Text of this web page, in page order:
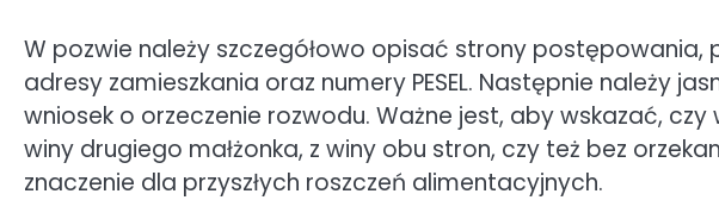
W pozwie należy szczegółowo opisać strony postępowania,
adresy zamieszkania oraz numery PESEL. Następnie należy
wniosek o orzeczenie rozwodu. Ważne jest, aby wskazać,
winy drugiego małżonka, z winy obu stron, czy też bez
znaczenie dla przyszłych roszczeń alimentacyjnych.